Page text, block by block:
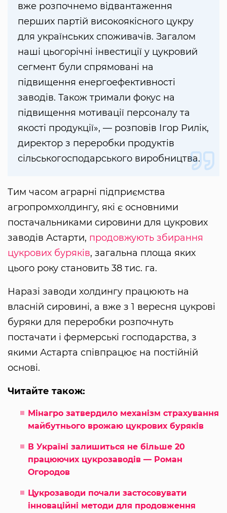
вже розпочнемо відвантаження
перших партій високоякісного цукру
для українських споживачів. Загалом
наші цьогорічні інвестиції у цукровий
сегмент були спрямовані на
підвищення енергоефективності
заводів. Також тримали фокус на
підвищення мотивації персоналу та
якості продукції», — розповів Ігор Рилік,
директор з переробки продуктів
сільськогосподарського виробництва.
Тим часом аграрні підприємства
агропромхолдингу, які є основними
постачальниками сировини для цукрових
заводів Астарти, продовжують збирання
цукрових буряків, загальна площа яких
цього року становить 38 тис. га.
Наразі заводи холдингу працюють на
власній сировині, а вже з 1 вересня цукрові
буряки для переробки розпочнуть
постачати і фермерські господарства, з
якими Астарта співпрацює на постійній
основі.
Читайте також:
Мінагро затвердило механізм страхування
майбутнього врожаю цукрових буряків
В Україні залишиться не більше 20
працюючих цукрозаводів — Роман
Огородов
Цукрозаводи почали застосовувати
інноваційні методи для продовження